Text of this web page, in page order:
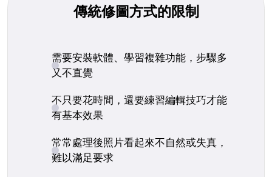
傳統修圖方式的限制
需要安裝軟體、學習複雜功能，步驟多
又不直覺
不只要花時間，還要練習編輯技巧才能
有基本效果
常常處理後照片看起來不自然或失真，
難以滿足要求